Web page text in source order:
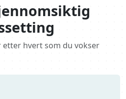
etter hvert som du vokser